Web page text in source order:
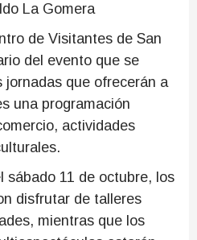
La Gomera
de Visitantes de San
del evento que se
jornadas que ofrecerán a
una programación
actividades
sábado 11 de octubre, los
disfrutar de talleres
mientras que los